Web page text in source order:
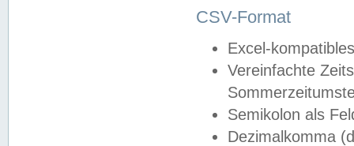
CSV-Format
Excel-
Vereinfachte
Semikolon als
Dezimalkomma